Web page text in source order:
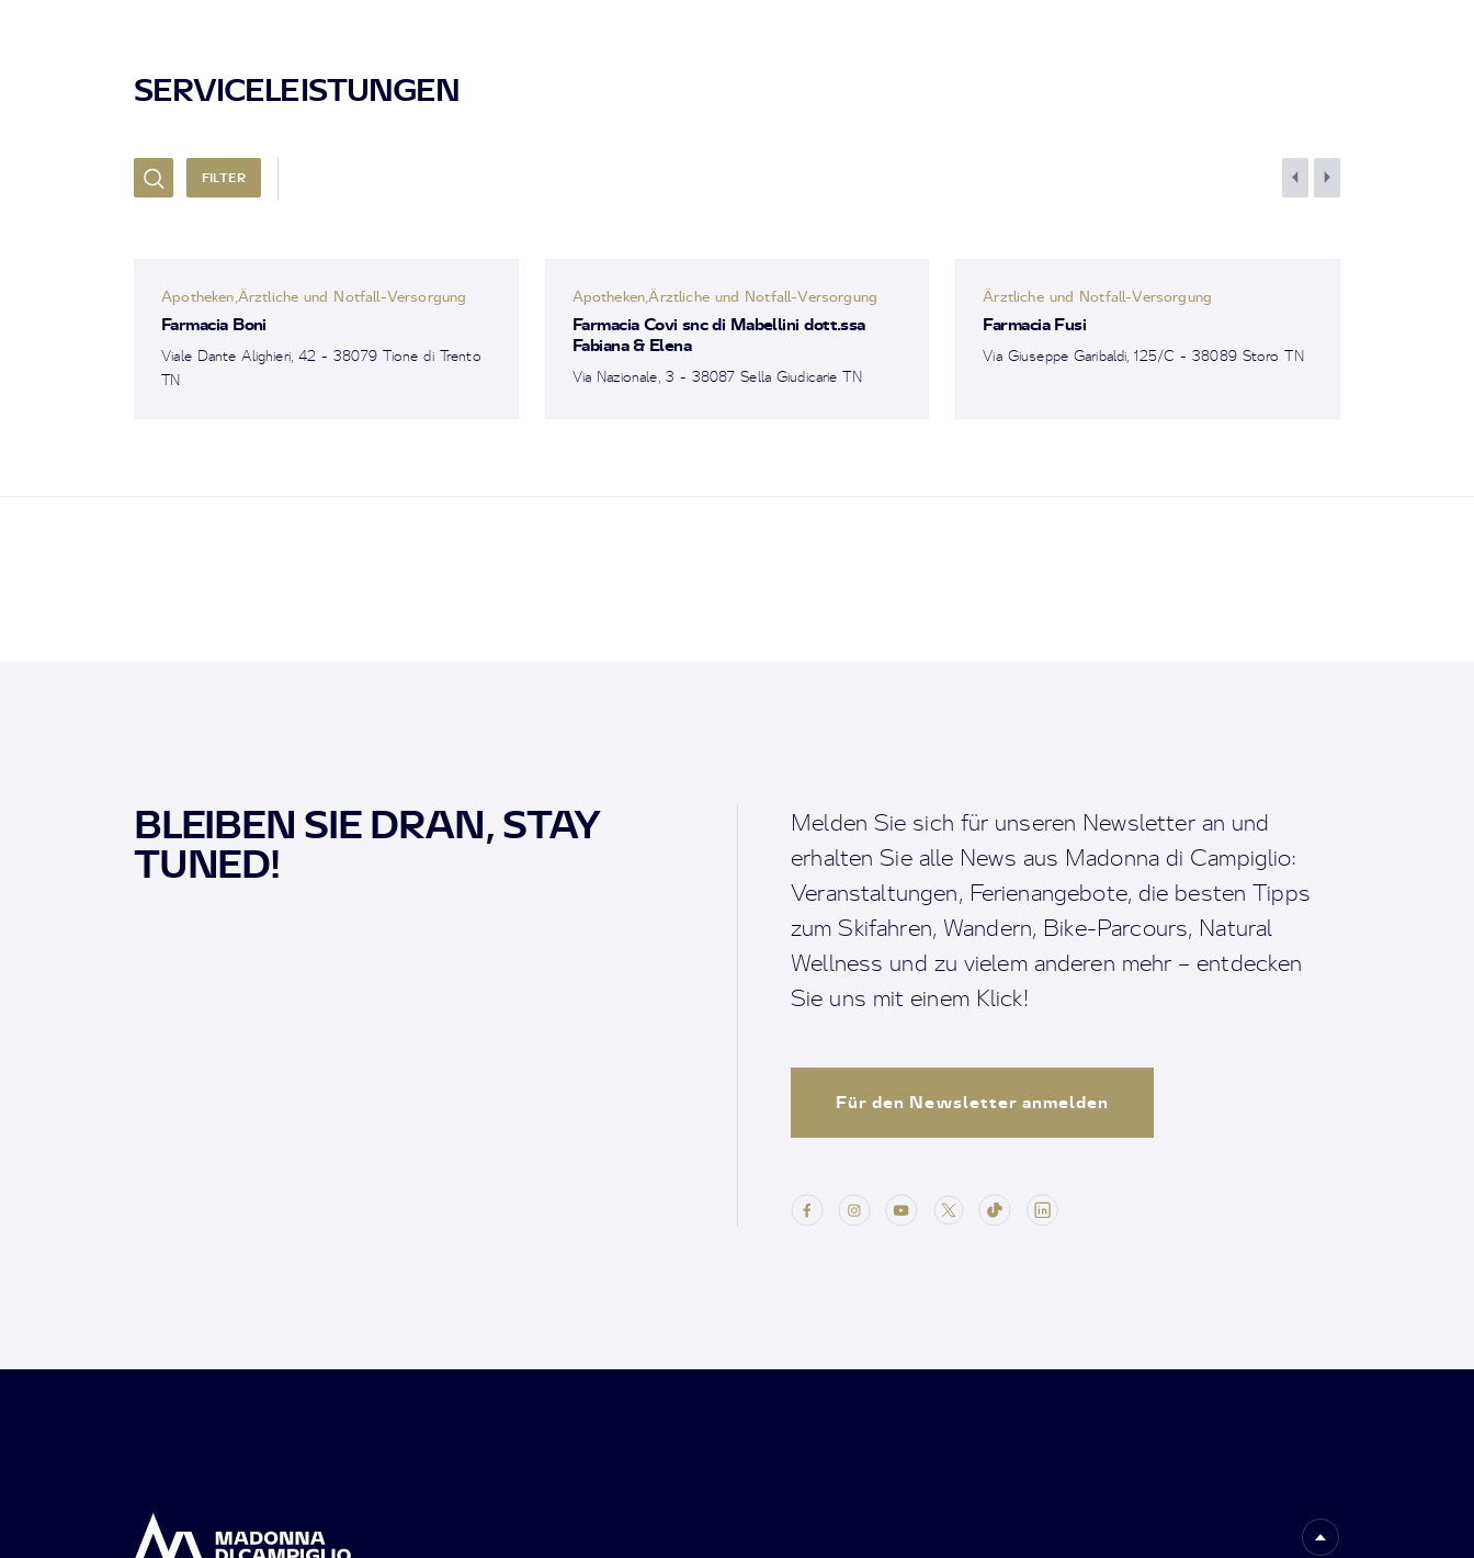
SERVICELEISTUNGEN
FILTER
Apotheken,Ärztliche und Notfall-Versorgung
Farmacia Boni
Viale Dante Alighieri, 42 - 38079 Tione di Trento
TN
Apotheken,Ärztliche und Notfall-Versorgung
Farmacia Covi snc di Mabellini dott.ssa
Fabiana & Elena
Via Nazionale, 3 - 38087 Sella Giudicarie TN
Ärztliche und Notfall-Versorgung
Farmacia Fusi
Via Giuseppe Garibaldi, 125/C - 38089 Storo TN
BLEIBEN SIE DRAN, STAY
TUNED!
Melden Sie sich für unseren Newsletter an und
erhalten Sie alle News aus Madonna di Campiglio:
Veranstaltungen, Ferienangebote, die besten Tipps
zum Skifahren, Wandern, Bike-Parcours, Natural
Wellness und zu vielem anderen mehr – entdecken
Sie uns mit einem Klick!
Für den Newsletter anmelden